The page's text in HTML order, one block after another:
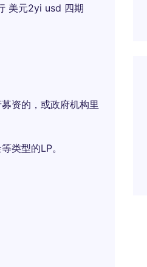
美元2yi usd 四期
资的，或政府机构里
类型的LP。